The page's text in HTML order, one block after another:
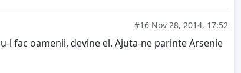
#16 Nov 28, 2014, 17:52
l fac oamenii, devine el. Ajuta-ne parinte Arsenie